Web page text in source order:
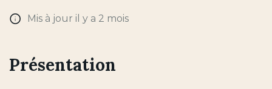
Mis à jour il y a 2 mois
Présentation